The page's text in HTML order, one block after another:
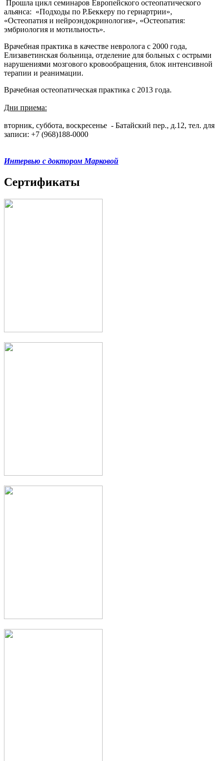
Прошла цикл семинаров Европейского остеопатического
альянса: «Подходы по Р.Беккеру по гериартрии»,
«Остеопатия и нейроэндокринология», «Остеопатия:
эмбриология и мотильность».
Врачебная практика в качестве невролога с 2000 года,
Елизаветинская больница, отделение для больных с острыми
нарушениями мозгового кровообращения, блок интенсивной
терапии и реанимации.
Врачебная остеопатическая практика с 2013 года.
Дни приема:
вторник, суббота, воскресенье - Батайский пер., д.12, тел. для
записи: +7 (968)188-0000
Интервью с доктором Марковой
Сертификаты